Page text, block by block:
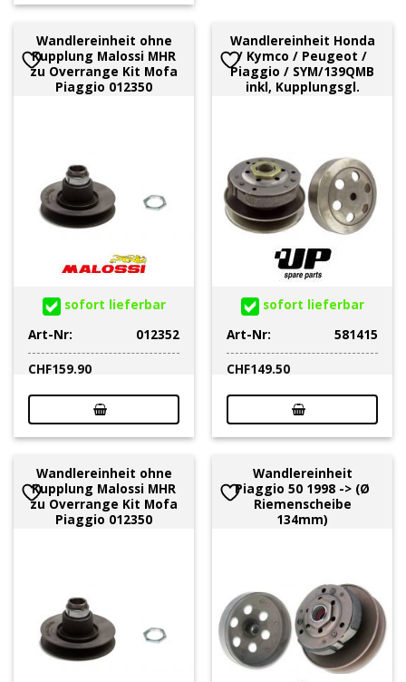
Wandlereinheit ohne
Kupplung Malossi MHR
zu Overrange Kit Mofa
Piaggio 012350
sofort lieferbar
Art-Nr:
012352
CHF159.90
Wandlereinheit Honda
/ Kymco / Peugeot /
Piaggio / SYM/139QMB
inkl, Kupplungsgl.
sofort lieferbar
Art-Nr:
581415
CHF149.50
Wandlereinheit ohne
Kupplung Malossi MHR
zu Overrange Kit Mofa
Piaggio 012350
Wandlereinheit
Piaggio 50 1998 -> (Ø
Riemenscheibe
134mm)